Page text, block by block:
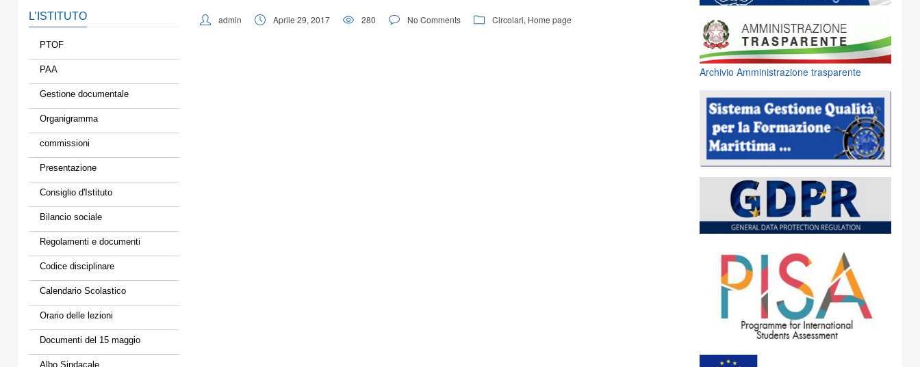
L’ISTITUTO
PTOF
PAA
Gestione documentale
Organigramma
commissioni
Presentazione
Consiglio d'Istituto
Bilancio sociale
Regolamenti e documenti
Codice disciplinare
Calendario Scolastico
Orario delle lezioni
Documenti del 15 maggio
Albo Sindacale
admin Aprile 29, 2017 280 No Comments Circolari, Home page
Archivio Amministrazione trasparente